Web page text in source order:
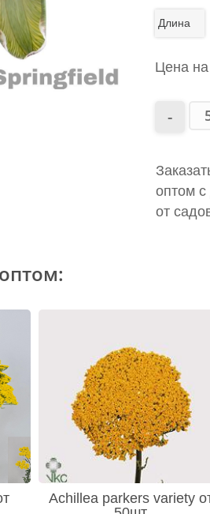
Длина
Цена на
оптом
от
Achillea parkers variety